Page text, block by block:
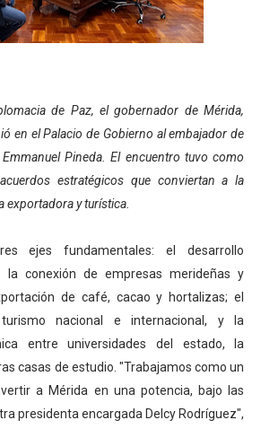
primera etapa de su Plan Vacacional
impulsa inclusión y atención a
“Ríe 2026” recorre las
Libertador realizó una jornada
el Lacto grado para promover el
de seguridad ciudadana
a 250 familias en Los
de Paz, el gobernador de Mérida,
en el Palacio de Gobierno al embajador de
Pineda. El encuentro tuvo como
estratégicos que conviertan a la
exportadora y turística.
ejes fundamentales: el desarrollo
la conexión de empresas merideñas y
de café, cacao y hortalizas; el
nacional e internacional, y la
entre universidades del estado, la
casas de estudio. "Trabajamos como un
a Mérida en una potencia, bajo las
presidenta encargada Delcy Rodríguez",